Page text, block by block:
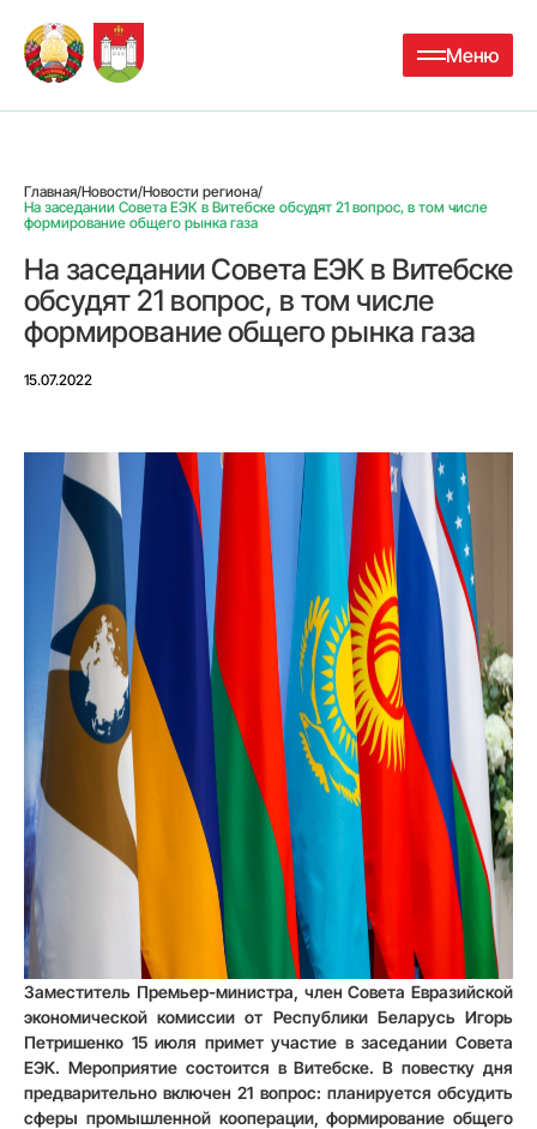
Меню
Главная/Новости/Новости региона/
На заседании Совета ЕЭК в Витебске обсудят 21 вопрос, в том числе
формирование общего рынка газа
На заседании Совета ЕЭК в Витебске
обсудят 21 вопрос, в том числе
формирование общего рынка газа
15.07.2022
Заместитель Премьер-министра, член Совета Евразийской
экономической комиссии от Республики Беларусь Игорь
Петришенко 15 июля примет участие в заседании Совета
ЕЭК. Мероприятие состоится в Витебске. В повестку дня
предварительно включен 21 вопрос: планируется обсудить
сферы промышленной кооперации, формирование общего